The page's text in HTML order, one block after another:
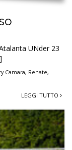
UNder 23
Camara, Renate,
LEGGI TUTTO